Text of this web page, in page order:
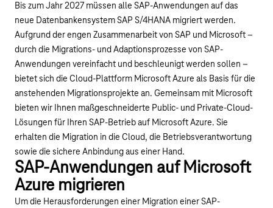
Bis zum Jahr 2027 müssen alle SAP-Anwendungen auf das
neue Datenbankensystem SAP S/4HANA migriert werden.
Aufgrund der engen Zusammenarbeit von SAP und Microsoft –
durch die Migrations- und Adaptionsprozesse von SAP-
Anwendungen vereinfacht und beschleunigt werden sollen –
bietet sich die Cloud-Plattform Microsoft Azure als Basis für die
anstehenden Migrationsprojekte an. Gemeinsam mit Microsoft
bieten wir Ihnen maßgeschneiderte Public- und Private-Cloud-
Lösungen für Ihren SAP-Betrieb auf Microsoft Azure. Sie
erhalten die Migration in die Cloud, die Betriebsverantwortung
sowie die sichere Anbindung aus einer Hand.
SAP-Anwendungen auf Microsoft
Azure migrieren
Um die Herausforderungen einer Migration einer SAP-